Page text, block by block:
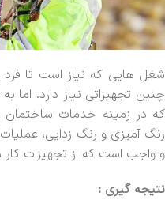
شغل هایی که نیاز است تا فرد
چنین تجهیزاتی نیاز دارد.
که در زمینه خدمات ساختمان
رنگ آمیزی و رنگ زدایی،
و واجب است که از تجهیزات کار
نتیجه گیری :